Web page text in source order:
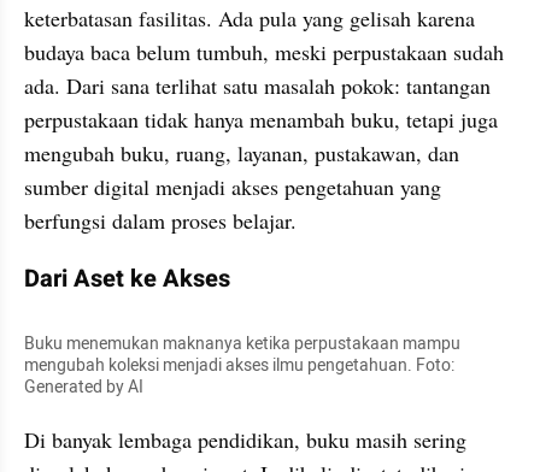
keterbatasan fasilitas. Ada pula yang gelisah karena
budaya baca belum tumbuh, meski perpustakaan sudah
ada. Dari sana terlihat satu masalah pokok: tantangan
perpustakaan tidak hanya menambah buku, tetapi juga
mengubah buku, ruang, layanan, pustakawan, dan
sumber digital menjadi akses pengetahuan yang
berfungsi dalam proses belajar.
Dari Aset ke Akses
Buku menemukan maknanya ketika perpustakaan mampu
mengubah koleksi menjadi akses ilmu pengetahuan. Foto:
Generated by AI
Di banyak lembaga pendidikan, buku masih sering